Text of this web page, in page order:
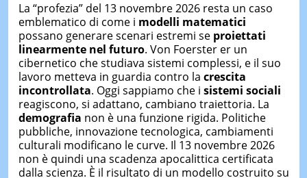
La “profezia” del 13 novembre 2026 resta un caso
emblematico di come i modelli matematici
possano generare scenari estremi se proiettati
linearmente nel futuro. Von Foerster er un
cibernetico che studiava sistemi complessi, e il suo
lavoro metteva in guardia contro la crescita
incontrollata. Oggi sappiamo che i sistemi sociali
reagiscono, si adattano, cambiano traiettoria. La
demografia non è una funzione rigida. Politiche
pubbliche, innovazione tecnologica, cambiamenti
culturali modificano le curve. Il 13 novembre 2026
non è quindi una scadenza apocalittica certificata
dalla scienza. È il risultato di un modello costruito su